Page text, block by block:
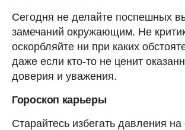
Сегодня не делайте поспешных
замечаний окружающим. Не
оскорбляйте ни при каких
даже если кто-то не ценит
доверия и уважения.
Гороскоп карьеры
Старайтесь избегать давления